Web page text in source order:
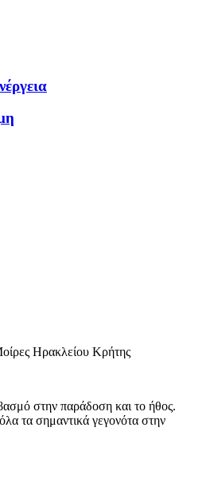
Ηρακλείου Κρήτης
στην παράδοση και το ήθος.
τα σημαντικά γεγονότα στην